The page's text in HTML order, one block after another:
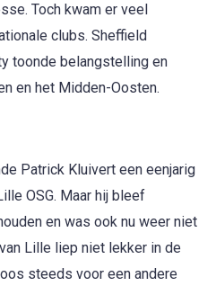
Toch kwam er veel
clubs. Sheffield
toonde belangstelling en
en het Midden-Oosten.
Patrick Kluivert een eenjarig
OSG. Maar hij bleef
en was ook nu weer niet
Lille liep niet lekker in de
steeds voor een andere